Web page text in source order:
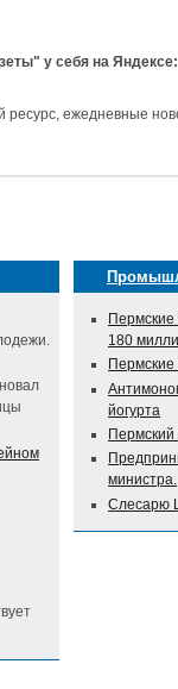
у себя на Яндексе:
ежедневные
180
йогурта
Пермский
министра.
Слесарю